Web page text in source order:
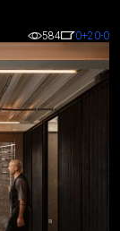
584 0+20-0